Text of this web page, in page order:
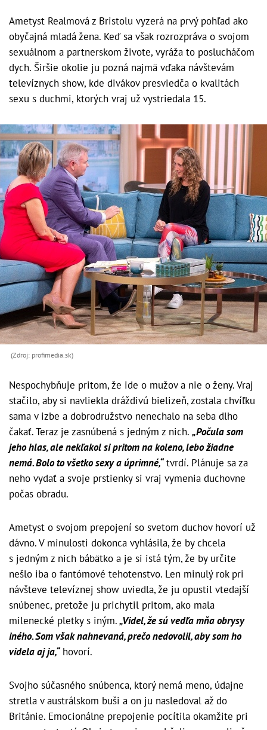
Ametyst Realmová z Bristolu vyzerá na prvý pohľad ako
obyčajná mladá žena. Keď sa však rozrozpráva o svojom
sexuálnom a partnerskom živote, vyráža to poslucháčom
dych. Širšie okolie ju pozná najmä vďaka návštevám
televíznych show, kde divákov presviedča o kvalitách
sexu s duchmi, ktorých vraj už vystriedala 15.
(Zdroj: profimedia.sk)
Nespochybňuje pritom, že ide o mužov a nie o ženy. Vraj
stačilo, aby si navliekla dráždivú bielizeň, zostala chvíľku
sama v izbe a dobrodružstvo nenechalo na seba dlho
čakať. Teraz je zasnúbená s jedným z nich. „Počula som
jeho hlas, ale nekľakol si pritom na koleno, lebo žiadne
nemá. Bolo to všetko sexy a úprimné,“tvrdí. Plánuje sa za
neho vydať a svoje prstienky si vraj vymenia duchovne
počas obradu.
Ametyst o svojom prepojení so svetom duchov hovorí už
dávno. V minulosti dokonca vyhlásila, že by chcela
s jedným z nich bábätko a je si istá tým, že by určite
nešlo iba o fantómové tehotenstvo. Len minulý rok pri
návšteve televíznej show uviedla, že ju opustil vtedajší
snúbenec, pretože ju prichytil pritom, ako mala
milenecké pletky s iným.„Videl, že sú vedľa mňa obrysy
iného. Som však nahnevaná, prečo nedovolil, aby som ho
videla aj ja,“hovorí.
Svojho súčasného snúbenca, ktorý nemá meno, údajne
stretla v austrálskom buši a on ju nasledoval až do
Británie. Emocionálne prepojenie pocítila okamžite pri